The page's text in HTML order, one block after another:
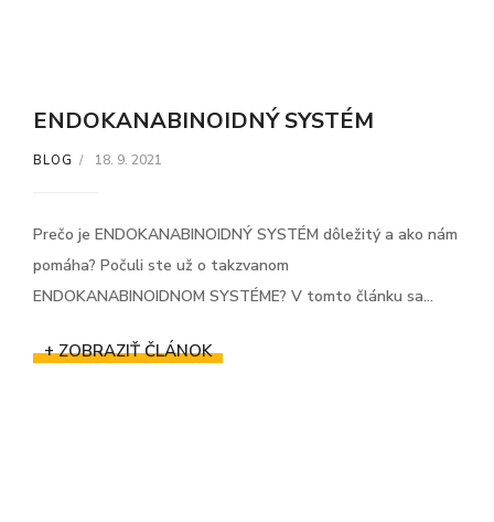
BLOG 18. 9. 2021
ENDOKANABINOIDNÝ SYSTÉM
Prečo je ENDOKANABINOIDNÝ SYSTÉM dôležitý a ako nám
pomáha? Počuli ste už o takzvanom
ENDOKANABINOIDNOM SYSTÉME? V tomto článku sa...
+ ZOBRAZIŤ ČLÁNOK